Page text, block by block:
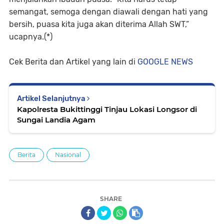
semangat, semoga dengan diawali dengan hati yang
bersih, puasa kita juga akan diterima Allah SWT,”
ucapnya.(*)
Cek Berita dan Artikel yang lain di GOOGLE NEWS
Artikel Selanjutnya
Kapolresta Bukittinggi Tinjau Lokasi Longsor di
Sungai Landia Agam
Berita Nasional
SHARE